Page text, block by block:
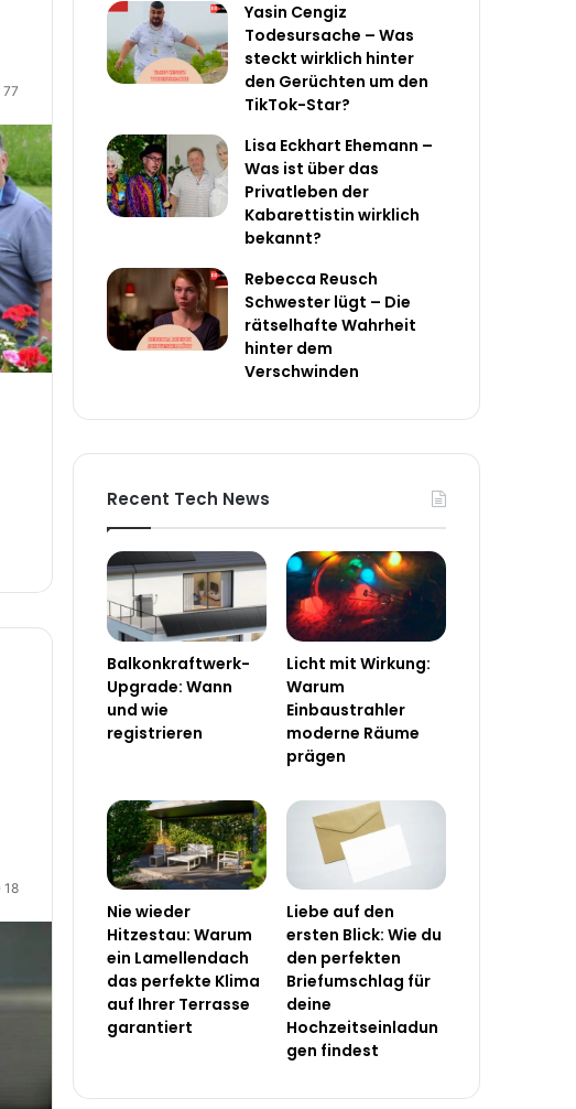
77
18
Yasin Cengiz
Todesursache – Was
steckt wirklich hinter
den Gerüchten um den
TikTok-Star?
Lisa Eckhart Ehemann –
Was ist über das
Privatleben der
Kabarettistin wirklich
bekannt?
Rebecca Reusch
Schwester lügt – Die
rätselhafte Wahrheit
hinter dem
Verschwinden
Recent Tech News
Balkonkraftwerk-
Upgrade: Wann
und wie
registrieren
Licht mit Wirkung:
Warum
Einbaustrahler
moderne Räume
prägen
Nie wieder
Hitzestau: Warum
ein Lamellendach
das perfekte Klima
auf Ihrer Terrasse
garantiert
Liebe auf den
ersten Blick: Wie du
den perfekten
Briefumschlag für
deine
Hochzeitseinladun
gen findest